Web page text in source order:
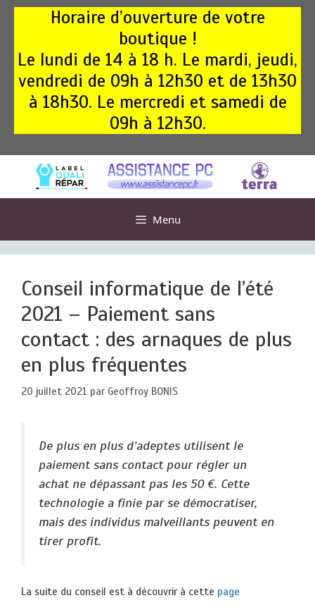
Aller
Horaire d’ouverture de votre
boutique !
Le lundi de 14 à 18 h. Le mardi, jeudi,
vendredi de 09h à 12h30 et de 13h30
à 18h30. Le mercredi et samedi de
09h à 12h30.
Menu
Conseil informatique de l’été
2021 – Paiement sans
contact : des arnaques de plus
en plus fréquentes
20 juillet 2021 par Geoffroy BONIS
De plus en plus d’adeptes utilisent le
paiement sans contact pour régler un
achat ne dépassant pas les 50 €. Cette
technologie a finie par se démocratiser,
mais des individus malveillants peuvent en
tirer profit.
La suite du conseil est à découvrir à cette page